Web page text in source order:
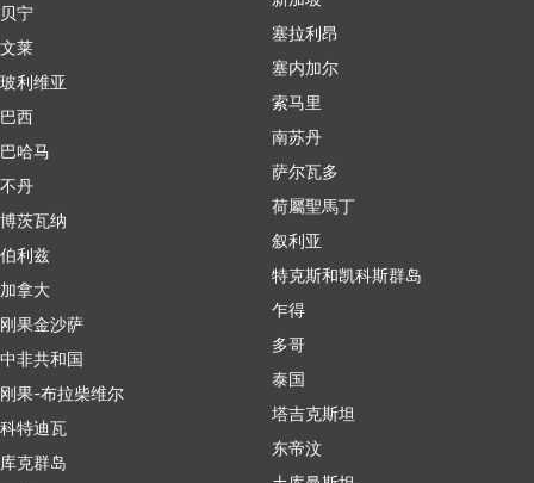
贝宁
文莱
玻利维亚
巴西
巴哈马
不丹
博茨瓦纳
伯利兹
加拿大
刚果金沙萨
中非共和国
刚果-布拉柴维尔
科特迪瓦
库克群岛
塞拉利昂
塞内加尔
索马里
南苏丹
萨尔瓦多
荷屬聖馬丁
叙利亚
特克斯和凯科斯群岛
乍得
多哥
泰国
塔吉克斯坦
东帝汶